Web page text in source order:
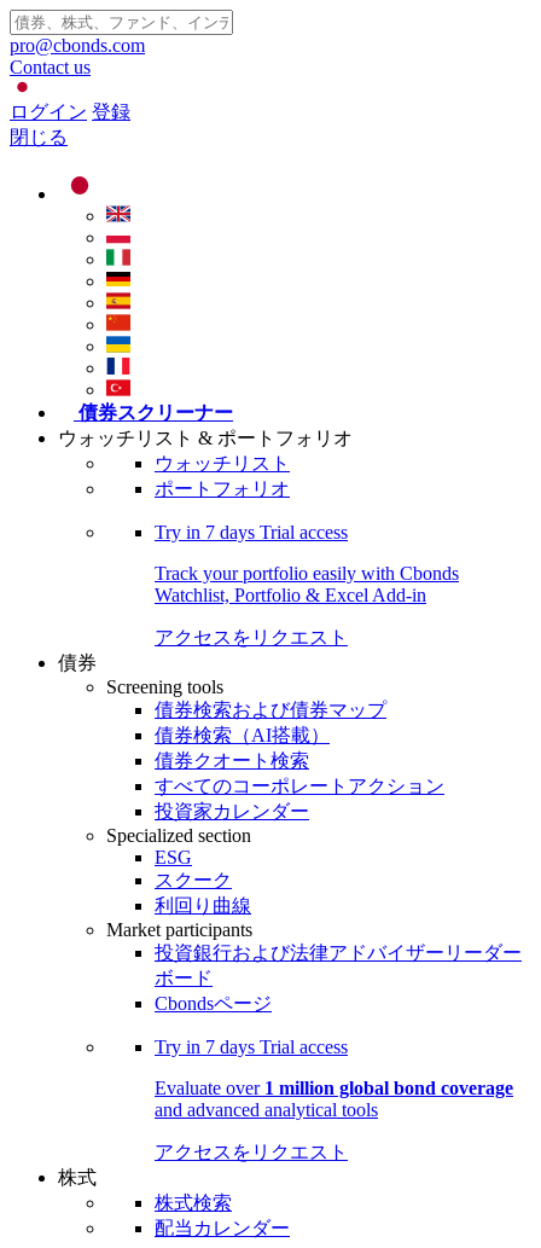
pro@cbonds.com
Contact us
ログイン 登録
閉じる
債券スクリーナー
ウォッチリスト & ポートフォリオ
ウォッチリスト
ポートフォリオ
Try in 7 days Trial access
Track your portfolio easily with Cbonds
Watchlist, Portfolio & Excel Add-in
アクセスをリクエスト
債券
Screening tools
債券検索および債券マップ
債券検索（AI搭載）
債券クオート検索
すべてのコーポレートアクション
投資家カレンダー
Specialized section
ESG
スクーク
利回り曲線
Market participants
投資銀行および法律アドバイザーリーダー
ボード
Cbondsページ
Try in 7 days Trial access
Evaluate over 1 million global bond coverage
and advanced analytical tools
アクセスをリクエスト
株式
株式検索
配当カレンダー